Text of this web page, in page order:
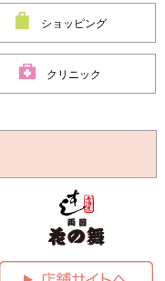
ショッピング
クリニック